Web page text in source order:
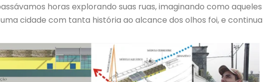
horas explorando suas ruas, imaginando como aqueles
cidade com tanta história ao alcance dos olhos foi, e continua